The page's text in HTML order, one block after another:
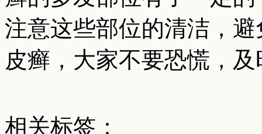
注意这些部位的清洁，
皮癣，大家不要恐慌，
相关标签：